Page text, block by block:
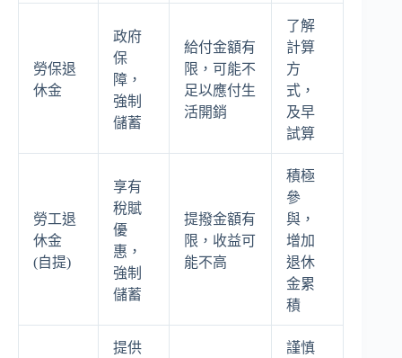
勞保退
休金
政府
保
障，
強制
儲蓄
給付金額有
限，可能不
足以應付生
活開銷
了解
計算
方
式，
及早
試算
勞工退
休金
(自提)
享有
稅賦
優
惠，
強制
儲蓄
提撥金額有
限，收益可
能不高
積極
參
與，
增加
退休
金累
積
提供
謹慎